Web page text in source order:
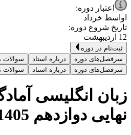
اعتبار دوره:
اواسط خرداد
تاریخ شروع دوره:
12 اردیبهشت
ثبت‌نام در دوره
سرفصل‌های دوره
درباره استاد
سوالات
سرفصل‌های دوره
درباره استاد سوالات
زبان انگلیسی
نهایی دوازدهم 1405